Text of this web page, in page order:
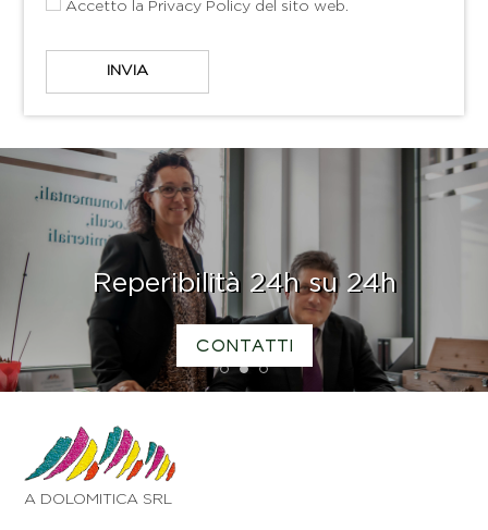
Accetto la Privacy Policy del sito web.
1 2 3
Reperibilità 24h su 24h
CONTATTI
A DOLOMITICA SRL